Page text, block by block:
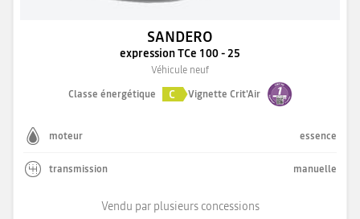
SANDERO
expression TCe 100 - 25
Véhicule neuf
Classe énergétique
C Vignette Crit'Air
moteur essence
transmission manuelle
Vendu par plusieurs concessions